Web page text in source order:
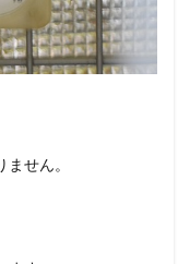
せん。